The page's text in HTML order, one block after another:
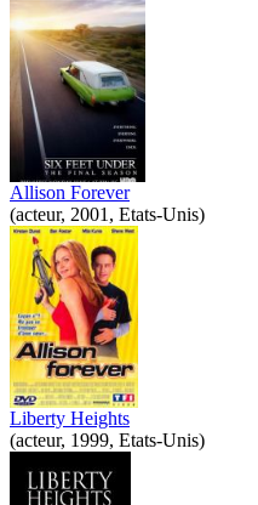
Allison Forever
(acteur, 2001, Etats-Unis)
Liberty Heights
(acteur, 1999, Etats-Unis)